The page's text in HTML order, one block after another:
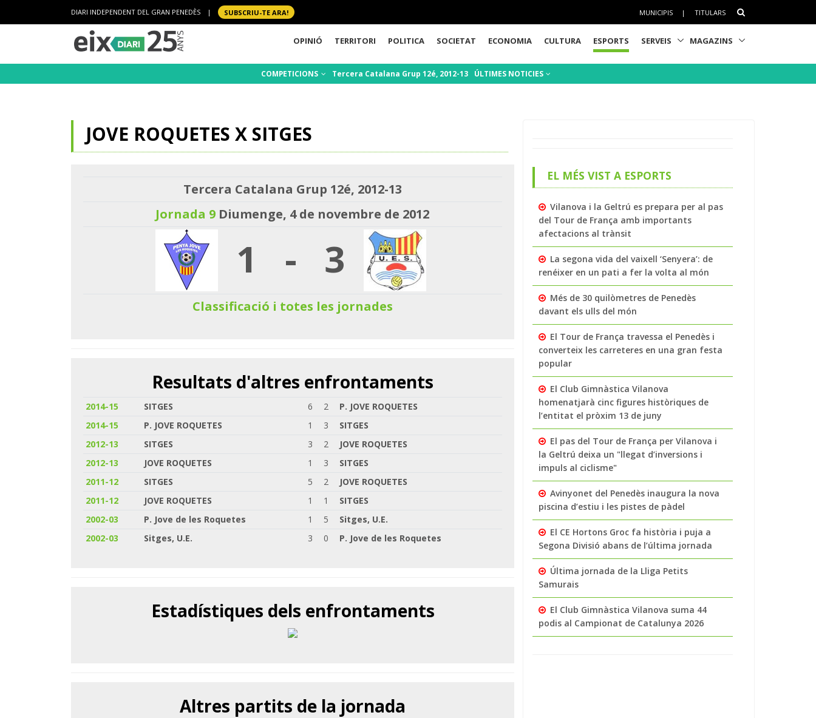
DIARI INDEPENDENT DEL GRAN PENEDÈS | SUBSCRIU-TE ARA! MUNICIPIS | TITULARS
OPINIÓ TERRITORI POLITICA SOCIETAT ECONOMIA CULTURA ESPORTS SERVEIS MAGAZINS
COMPETICIONS Tercera Catalana Grup 12é, 2012-13 ÚLTIMES NOTICIES
JOVE ROQUETES X SITGES
Tercera Catalana Grup 12é, 2012-13
Jornada 9 Diumenge, 4 de novembre de 2012
1 - 3
Classificació i totes les jornades
Resultats d'altres enfrontaments
2014-15 SITGES 6 2
P. JOVE ROQUETES
2014-15
P. JOVE ROQUETES 1 3
SITGES
2012-13
SITGES 3 2
JOVE ROQUETES
2012-13
JOVE ROQUETES 1 3
SITGES
2011-12
SITGES 5 2
JOVE ROQUETES
2011-12
JOVE ROQUETES 1 1
SITGES
2002-03
P. Jove de les Roquetes 1 5
Sitges, U.E.
2002-03
Sitges, U.E. 3 0 P. Jove de les Roquetes
Estadístiques dels enfrontaments
Altres partits de la jornada
EL MÉS VIST A ESPORTS
Vilanova i la Geltrú es prepara per al pas
del Tour de França amb importants
afectacions al trànsit
La segona vida del vaixell ‘Senyera’: de
renéixer en un pati a fer la volta al món
Més de 30 quilòmetres de Penedès
davant els ulls del món
El Tour de França travessa el Penedès i
converteix les carreteres en una gran festa
popular
El Club Gimnàstica Vilanova
homenatjarà cinc figures històriques de
l’entitat el pròxim 13 de juny
El pas del Tour de França per Vilanova i
la Geltrú deixa un "llegat d’inversions i
impuls al ciclisme"
Avinyonet del Penedès inaugura la nova
piscina d’estiu i les pistes de pàdel
El CE Hortons Groc fa història i puja a
Segona Divisió abans de l’última jornada
Última jornada de la Lliga Petits
Samurais
El Club Gimnàstica Vilanova suma 44
podis al Campionat de Catalunya 2026